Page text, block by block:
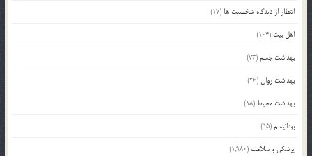
انتظار از دیدگاه شخصیت ها (17)
اهل بیت (104)
بهداشت جسم(73)
بهداشت روان(26)
بهداشت محیط (18)
بودائیسم(15)
پزشکی و سلامت (1,980)